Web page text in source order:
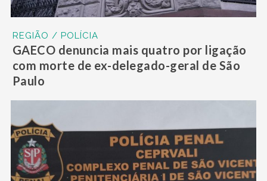
REGIÃO / POLÍCIA
GAECO denuncia mais quatro por ligação
com morte de ex-delegado-geral de São
Paulo